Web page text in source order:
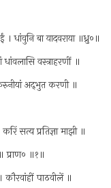
धांवुनि बा यादवराया ॥ध्रु०॥
धांवलासि वस्त्राहरणीं ॥
अद्‌भुत करणी ॥
सत्य प्रतिज्ञा माझी ॥
प्राण० ॥१॥
कौरवांहीं पाठवीलें ॥